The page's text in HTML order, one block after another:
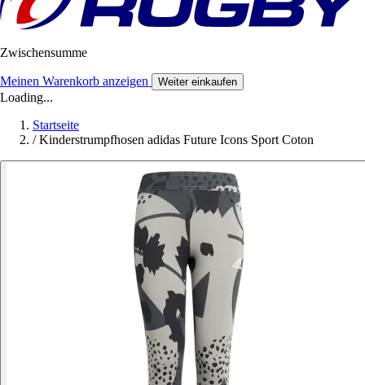
Zwischensumme
Meinen Warenkorb anzeigen Weiter einkaufen
Loading...
Startseite
/ Kinderstrumpfhosen adidas Future Icons Sport Coton